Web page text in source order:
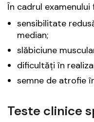
În cadrul
sensibilitate
median;
slăbiciune
dificultăți în
semne de atrofie
Teste clinice